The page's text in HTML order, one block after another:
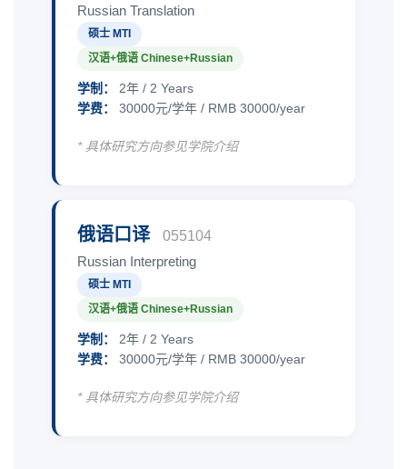
Russian Translation
硕士 MTI
汉语+俄语 Chinese+Russian
学制：
2年 / 2 Years
学费：
30000元/学年 / RMB 30000/year
* 具体研究方向参见学院介绍
俄语口译
055104
Russian Interpreting
硕士 MTI
汉语+俄语 Chinese+Russian
学制：
2年 / 2 Years
学费：
30000元/学年 / RMB 30000/year
* 具体研究方向参见学院介绍